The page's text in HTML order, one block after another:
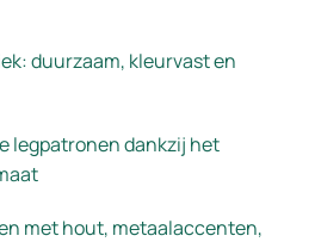
duurzaam, kleurvast en
legpatronen dankzij het
met hout, metaalaccenten,